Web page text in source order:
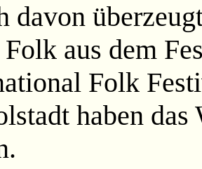
davon
Folk aus dem
Folk
haben